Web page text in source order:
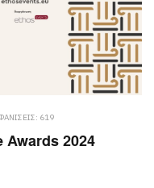
619
2024